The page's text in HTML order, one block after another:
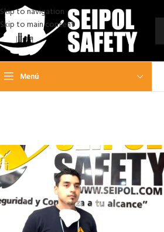
Skip to navigation
Skip to main content
Menú